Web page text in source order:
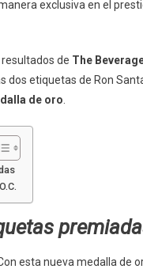
exclusiva en el
de The
dos etiquetas de Ron
de oro
esta nueva medalla de